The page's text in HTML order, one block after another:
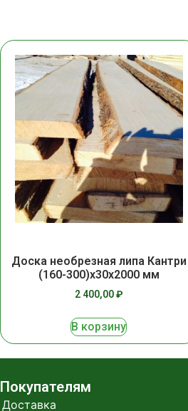
Доска необрезная липа Кантри
(160-300)х30х2000 мм
2 400,00₽
В корзину
Покупателям
Доставка